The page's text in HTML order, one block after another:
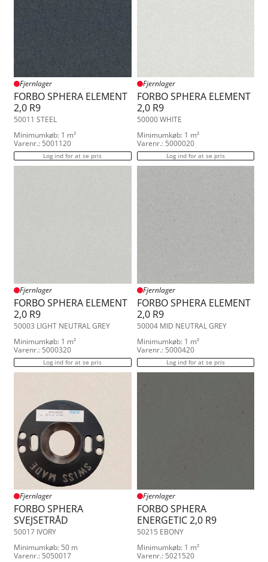
Fjernlager
FORBO SPHERA ELEMENT
2,0 R9
50011 STEEL
Minimumkøb: 1 m²
Varenr.: 5001120
Log ind for at se pris
Fjernlager
FORBO SPHERA ELEMENT
2,0 R9
50000 WHITE
Minimumkøb: 1 m²
Varenr.: 5000020
Log ind for at se pris
Fjernlager
FORBO SPHERA ELEMENT
2,0 R9
50003 LIGHT NEUTRAL GREY
Minimumkøb: 1 m²
Varenr.: 5000320
Log ind for at se pris
Fjernlager
FORBO SPHERA ELEMENT
2,0 R9
50004 MID NEUTRAL GREY
Minimumkøb: 1 m²
Varenr.: 5000420
Log ind for at se pris
Fjernlager
FORBO SPHERA
SVEJSETRÅD
50017 IVORY
Minimumkøb: 50 m
Varenr.: 5050017
Fjernlager
FORBO SPHERA
ENERGETIC 2,0 R9
50215 EBONY
Minimumkøb: 1 m²
Varenr.: 5021520